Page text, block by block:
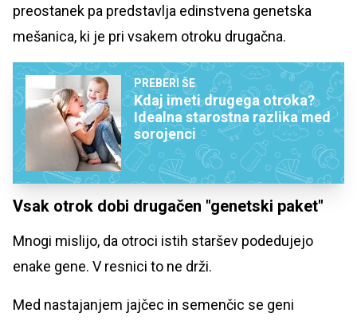
preostanek pa predstavlja edinstvena genetska
mešanica, ki je pri vsakem otroku drugačna.
PREBERI ŠE
Kdaj imeti drugega otroka?
Idealna starostna razlika med
sorojenci
Vsak otrok dobi drugačen "genetski paket"
Mnogi mislijo, da otroci istih staršev podedujejo
enake gene. V resnici to ne drži.
Med nastajanjem jajčec in semenčic se geni